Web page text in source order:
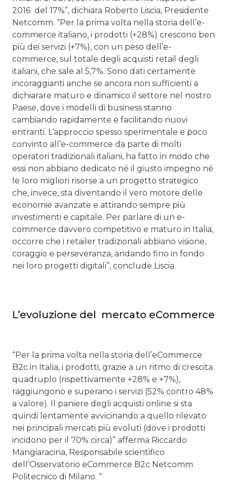
2016 del 17%”, dichiara Roberto Liscia, Presidente
Netcomm. “Per la prima volta nella storia dell’e-
commerce italiano, i prodotti (+28%) crescono ben
più dei servizi (+7%), con un peso dell’e-
commerce, sul totale degli acquisti retail degli
italiani, che sale al 5,7%. Sono dati certamente
incoraggianti anche se ancora non sufficienti a
dichiarare maturo e dinamico il settore nel nostro
Paese, dove i modelli di business stanno
cambiando rapidamente e facilitando nuovi
entranti. L’approccio spesso sperimentale e poco
convinto all’e-commerce da parte di molti
operatori tradizionali italiani, ha fatto in modo che
essi non abbiano dedicato né il giusto impegno né
le loro migliori risorse a un progetto strategico
che, invece, sta diventando il vero motore delle
economie avanzate e attirando sempre più
investimenti e capitale. Per parlare di un e-
commerce davvero competitivo e maturo in Italia,
occorre che i retailer tradizionali abbiano visione,
coraggio e perseveranza, andando fino in fondo
nei loro progetti digitali”, conclude Liscia.
L’evoluzione del mercato eCommerce
“Per la prima volta nella storia dell’eCommerce
B2c in Italia, i prodotti, grazie a un ritmo di crescita
quadruplo (rispettivamente +28% e +7%),
raggiungono e superano i servizi (52% contro 48%
a valore). Il paniere degli acquisti online si sta
quindi lentamente avvicinando a quello rilevato
nei principali mercati più evoluti (dove i prodotti
incidono per il 70% circa)” afferma Riccardo
Mangiaracina, Responsabile scientifico
dell’Osservatorio eCommerce B2c Netcomm
Politecnico di Milano. “